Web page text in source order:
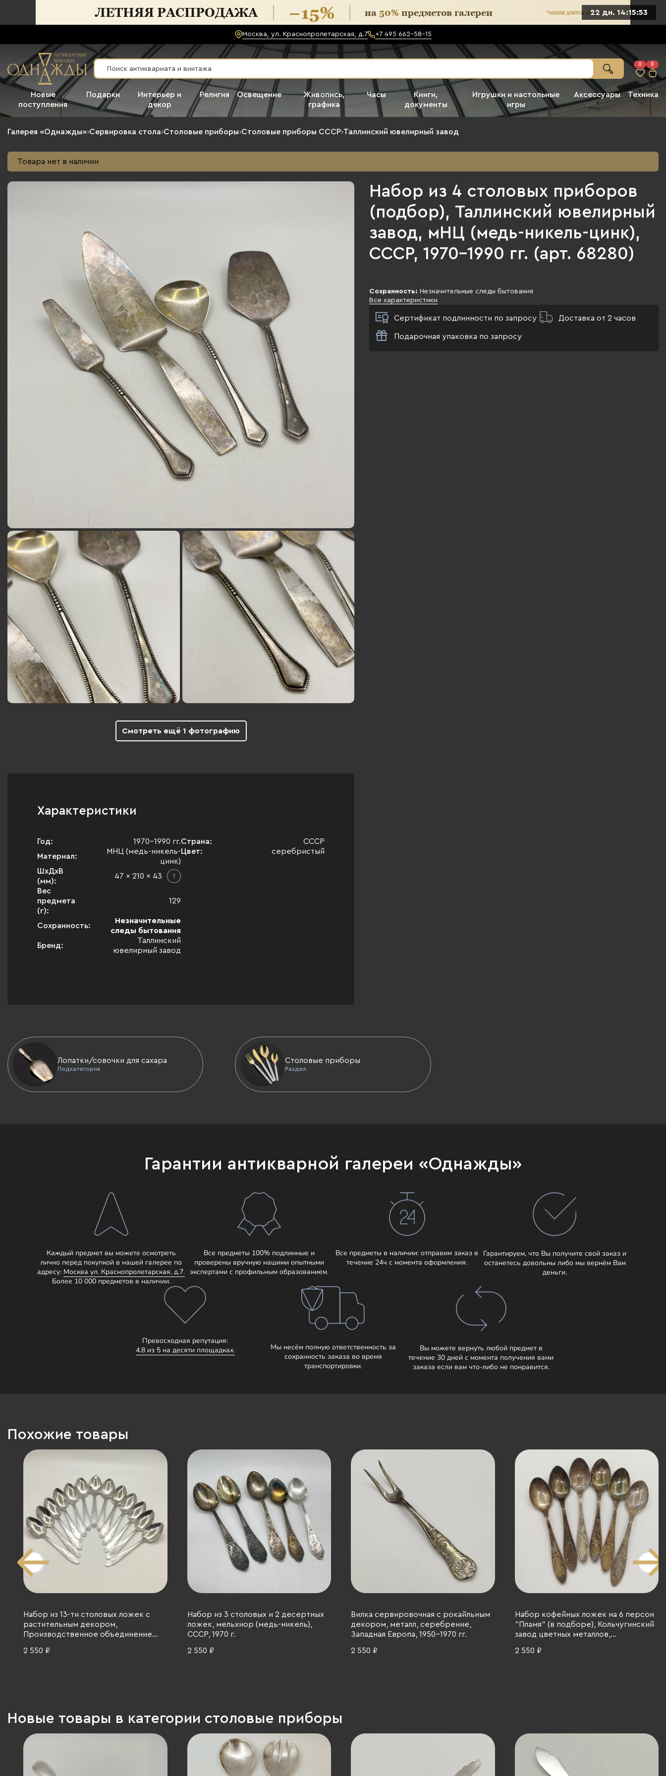
22 дн. 14:15:51
Москва, ул. Краснопролетарская, д.7 +7 495 662-58-15
0 0
Новые
поступления
Подарки
Интерьер и
декор
Религия Освещение
Живопись,
графика
Часы
Книги,
документы
Игрушки и настольные
игры
Аксессуары Техника
Галерея «Однажды»›Сервировка стола›Столовые приборы›Столовые приборы СССР›Таллинский ювелирный завод
Товара нет в наличии
Смотреть ещё 1 фотографию
Набор из 4 столовых приборов
(подбор), Таллинский ювелирный
завод, мНЦ (медь-никель-цинк),
СССР, 1970-1990 гг. (арт. 68280)
Сохранность: Незначительные следы бытования
Все характеристики
Сертификат подлинности по запросу Доставка от 2 часов
Подарочная упаковка по запросу
Характеристики
Год:
1970-1990 гг.
Материал:
МНЦ (медь-никель-
цинк)
ШхДхВ
(мм):
47 x 210 x 43
Вес
предмета
(г):
129
Сохранность:
Незначительные
следы бытования
Бренд:
Таллинский
ювелирный завод
Страна:
СССР
Цвет:
серебристый
Лопатки/совочки для сахара
Подкатегория
Столовые приборы
Раздел
Гарантии антикварной галереи «Однажды»
Каждый предмет вы можете осмотреть
лично перед покупкой в нашей галерее по
адресу: Москва ул. Краснопролетарская, д.7.
Более 10 000 предметов в наличии.
Все предметы 100% подлинные и
проверены вручную нашими опытными
экспертами с профильным образованием.
Все предметы в наличии: отправим заказ в
течение 24ч с момента оформления.
Гарантируем, что Вы получите свой заказ и
останетесь довольны либо мы вернём Вам
деньги.
Превосходная репутация:
4.8 из 5 на десяти площадках.
Мы несём полную ответственность за
сохранность заказа во время
транспортировки.
Вы можете вернуть любой предмет в
течение 30 дней с момента получения вами
заказа если вам что-либо не понравится.
Похожие товары
Набор из 13-ти столовых ложек с
растительным декором,
Производственное объединение
СССР, 1972-1982 гг.
2 550 ₽
Набор из 3 столовых и 2 десертных
ложек, мельхиор (медь-никель),
СССР, 1970 г.
2 550 ₽
Вилка сервировочная с рокайльным
декором, металл, серебрение,
Западная Европа, 1950-1970 гг.
2 550 ₽
Набор кофейных ложек на 6 персон
"Пламя" (в подборе), Кольчугинский
завод цветных металлов,
мНЦ (медь-никель-цинк), СССР, 1962-
2 550 ₽
Новые товары в категории столовые приборы